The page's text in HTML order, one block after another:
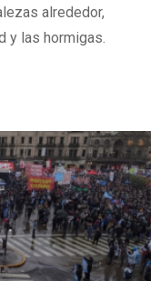
alrededor,
y las hormigas.